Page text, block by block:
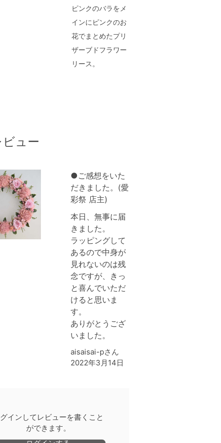
ピンクのバラをメ
インにピンクのお
花でまとめたプリ
ザーブドフラワー
リース。
ュー
●ご感想をいた
だきました。(愛
彩祭 店主)
本日、無事に届
きました。
ラッピングして
あるので中身が
見れないのは残
念ですが、きっ
と喜んでいただ
けると思いま
す。
ありがとうござ
いました。
aisaisai-pさん
2022年3月14日
インしてレビューを書くこと
ができます。